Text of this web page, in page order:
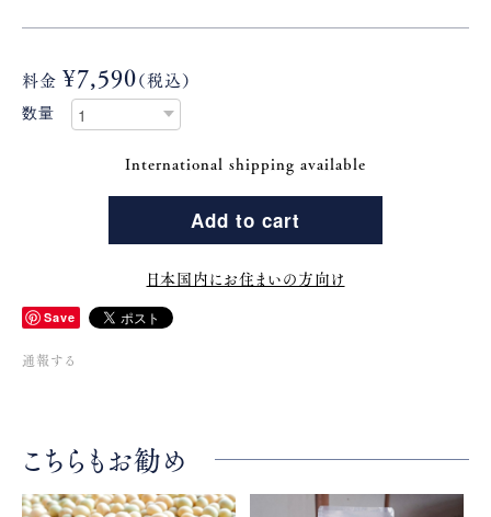
料金 ¥7,590（税込）
数量
International shipping available
Add to cart
日本国内にお住まいの方向け
Save
通報する
こちらもお勧め